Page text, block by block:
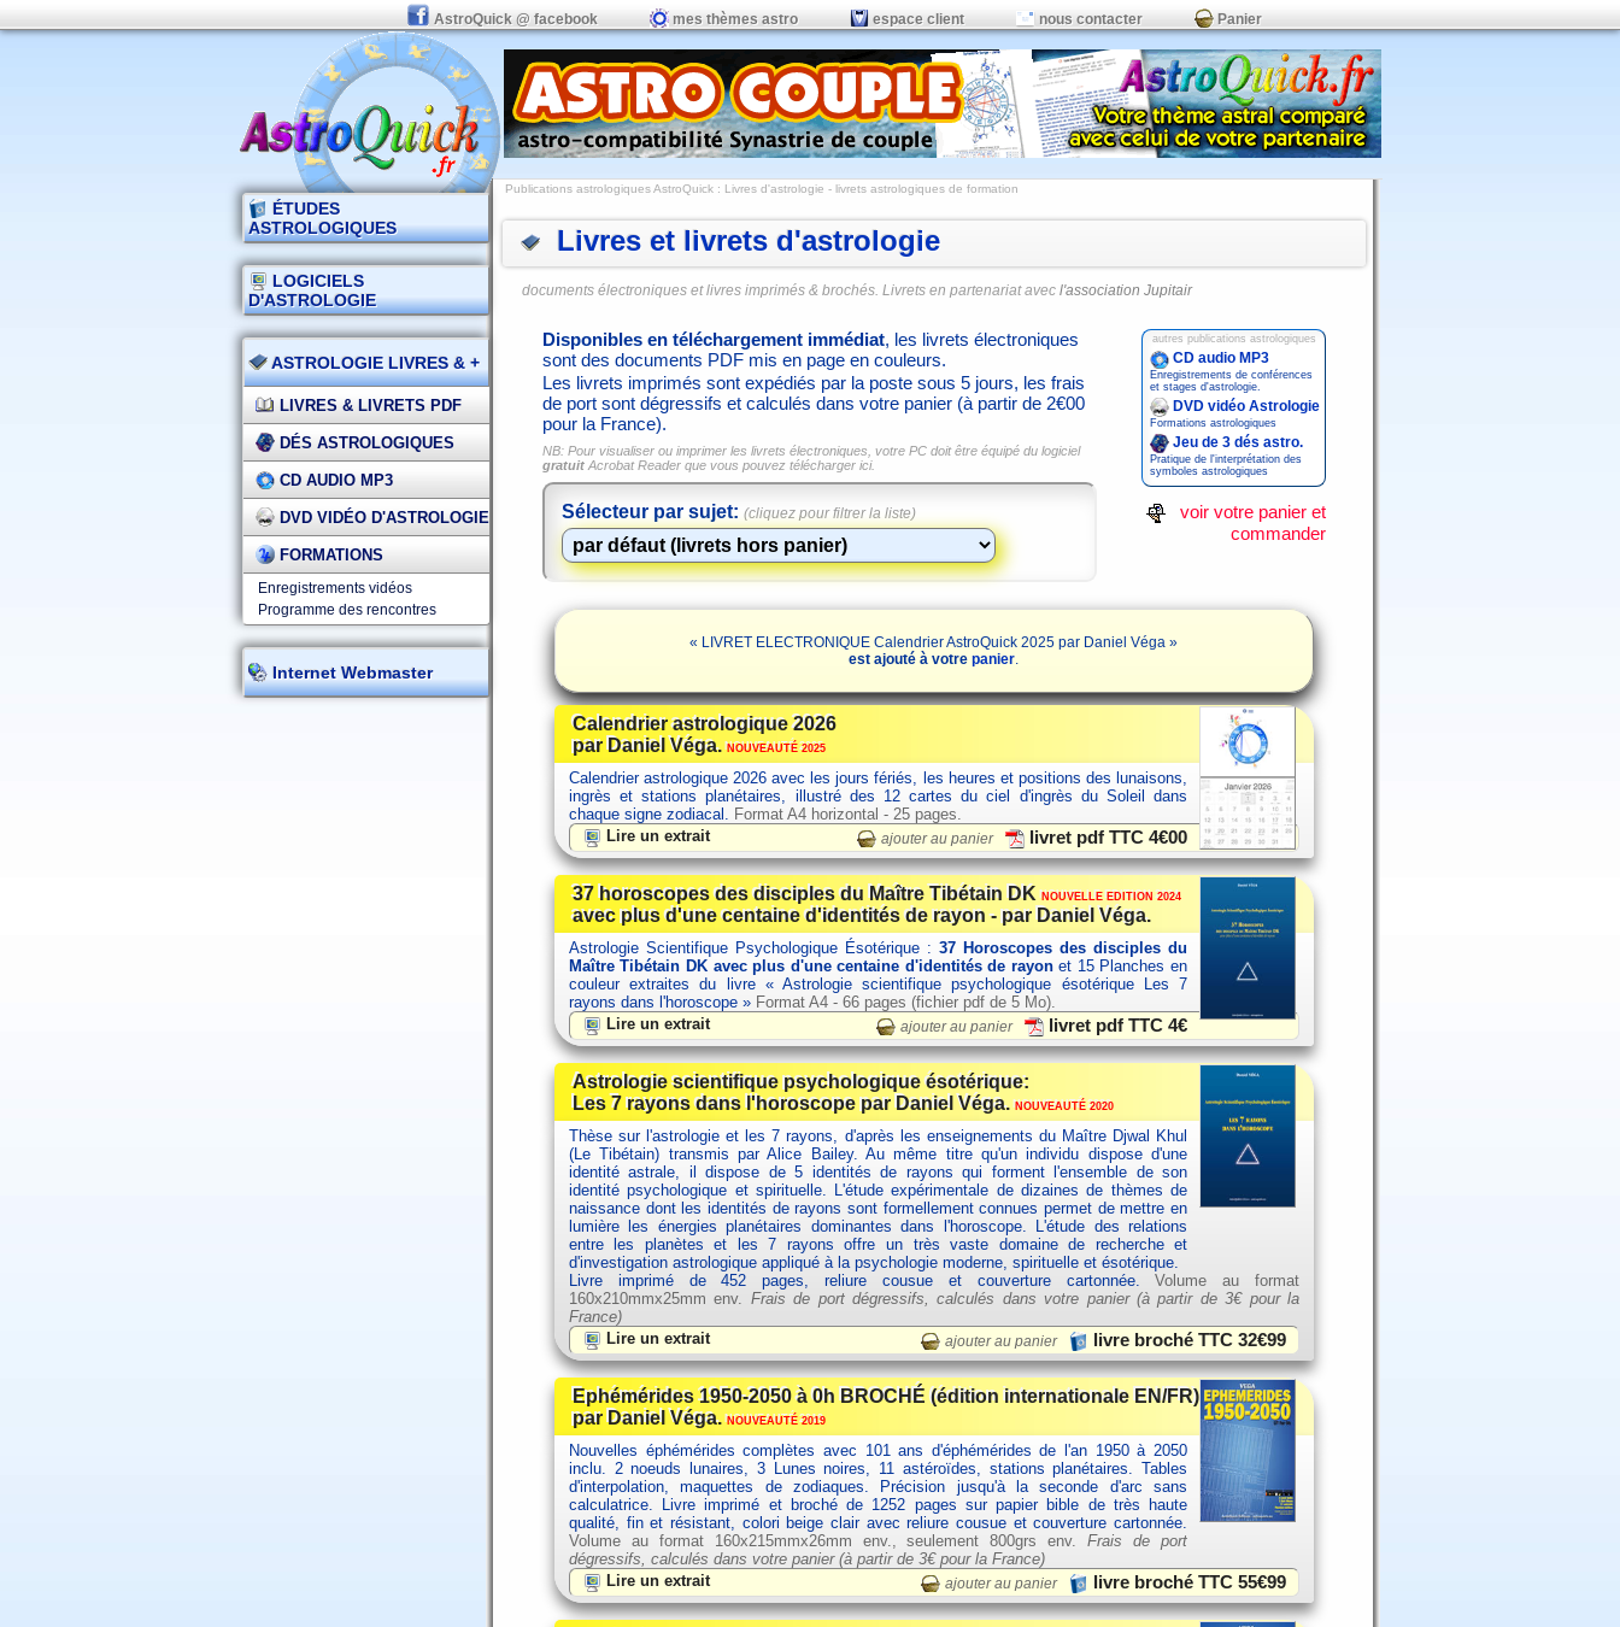
AstroQuick @ facebook mes thèmes astro espace client nous contacter Panier
ÉTUDES
ASTROLOGIQUES
LOGICIELS
D'ASTROLOGIE
ASTROLOGIE LIVRES & +
LIVRES & LIVRETS PDF
DÉS ASTROLOGIQUES
CD AUDIO MP3
DVD VIDÉO D'ASTROLOGIE
FORMATIONS
Enregistrements vidéos
Programme des rencontres
Internet Webmaster
Publications astrologiques AstroQuick : Livres d'astrologie - livrets astrologiques de formation
Livres et livrets d'astrologie
documents électroniques et livres imprimés & brochés. Livrets en partenariat avec l'association Jupitair
Disponibles en téléchargement immédiat, les livrets électroniques
sont des documents PDF mis en page en couleurs.
Les livrets imprimés sont expédiés par la poste sous 5 jours, les frais
de port sont dégressifs et calculés dans votre panier (à partir de 2€00
pour la France).
NB: Pour visualiser ou imprimer les livrets électroniques, votre PC doit être équipé du logiciel
gratuit Acrobat Reader que vous pouvez télécharger ici.
Sélecteur par sujet: (cliquez pour filtrer la liste)
autres publications astrologiques
CD audio MP3
Enregistrements de conférences
et stages d'astrologie.
DVD vidéo Astrologie
Formations astrologiques
Jeu de 3 dés astro.
Pratique de l'interprétation des
symboles astrologiques
voir votre panier et
commander
« LIVRET ELECTRONIQUE Calendrier AstroQuick 2025 par Daniel Véga »
est ajouté à votrepanier.
Calendrier astrologique 2026
par Daniel Véga.NOUVEAUTÉ 2025
Calendrier astrologique 2026 avec les jours fériés, les heures et positions des lunaisons,
ingrès et stations planétaires, illustré des 12 cartes du ciel d'ingrès du Soleil dans
chaque signe zodiacal. Format A4 horizontal - 25 pages.
Lire un extrait
ajouter au panier livret pdf TTC4€00
37 horoscopes des disciples du Maître Tibétain DKNOUVELLE EDITION 2024
avec plus d'une centaine d'identités de rayon - par Daniel Véga.
Astrologie Scientifique Psychologique Ésotérique : 37 Horoscopes des disciples du
Maître Tibétain DK avec plus d'une centaine d'identités de rayonet 15 Planches en
couleur extraites du livre « Astrologie scientifique psychologique ésotérique Les 7
rayons dans l'horoscope » Format A4 - 66 pages (fichier pdf de 5 Mo).
Lire un extrait
ajouter au panier livret pdf TTC4€
Astrologie scientifique psychologique ésotérique:
Les 7 rayons dans l'horoscope par Daniel Véga.NOUVEAUTÉ 2020
Thèse sur l'astrologie et les 7 rayons, d'après les enseignements du Maître Djwal Khul
(Le Tibétain) transmis par Alice Bailey. Au même titre qu'un individu dispose d'une
identité astrale, il dispose de 5 identités de rayons qui forment l'ensemble de son
identité psychologique et spirituelle. L'étude expérimentale de dizaines de thèmes de
naissance dont les identités de rayons sont formellement connues permet de mettre en
lumière les énergies planétaires dominantes dans l'horoscope. L'étude des relations
entre les planètes et les 7 rayons offre un très vaste domaine de recherche et
d'investigation astrologique appliqué à la psychologie moderne, spirituelle et ésotérique.
Livre imprimé de 452 pages, reliure cousue et couverture cartonnée.Volume au format
160x210mmx25mm env. Frais de port dégressifs, calculés dans votre panier (à partir de3€ pour la
France)
Lire un extrait
ajouter au panier livre broché TTC32€99
Ephémérides 1950-2050 à 0h BROCHÉ (édition internationale EN/FR)
par Daniel Véga.NOUVEAUTÉ 2019
Nouvelles éphémérides complètes avec 101 ans d'éphémérides de l'an 1950 à 2050
inclu. 2 noeuds lunaires, 3 Lunes noires, 11 astéroïdes, stations planétaires. Tables
d'interpolation, maquettes de zodiaques. Précision jusqu'à la seconde d'arc sans
calculatrice. Livre imprimé et broché de 1252 pages sur papier bible de très haute
qualité, fin et résistant, colori beige clair avec reliure cousue et couverture cartonnée.
Volume au format 160x215mmx26mm env., seulement 800grs env.Frais de port
dégressifs, calculés dans votre panier (à partir de 3€ pour la France)
Lire un extrait
ajouter au panier livre broché TTC55€99